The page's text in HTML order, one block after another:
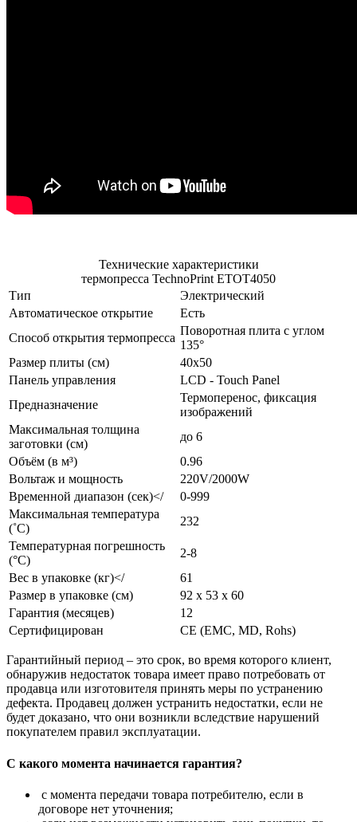
Технические характеристики
термопресса TechnoPrint ETOT4050
Тип
Электрический
Автоматическое открытие
Есть
Способ открытия термопресса
Поворотная плита с углом
135°
Размер плиты (см)
40x50
Панель управления
LCD - Touch Panel
Предназначение
Термоперенос, фиксация
изображений
Максимальная толщина
заготовки (см)
до 6
Объём (в м³)
0.96
Вольтаж и мощность
220V/2000W
Временной диапазон (сек)</
0-999
Максимальная температура
(˚С)
232
Температурная погрешность
(°C)
2-8
Вес в упаковке (кг)</
61
Размер в упаковке (см)
92 x 53 x 60
Гарантия (месяцев)
12
Сертифицирован
CE (EMC, MD, Rohs)
Гарантийный период – это срок, во время которого клиент,
обнаружив недостаток товара имеет право потребовать от
продавца или изготовителя принять меры по устранению
дефекта. Продавец должен устранить недостатки, если не
будет доказано, что они возникли вследствие нарушений
покупателем правил эксплуатации.
С какого момента начинается гарантия?
с момента передачи товара потребителю, если в
договоре нет уточнения;